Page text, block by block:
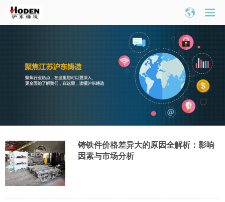
铸铁件价格差异大的原因全解析：影响
因素与市场分析